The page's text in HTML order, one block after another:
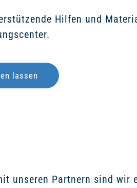
Hilfen und
lassen
unseren Partnern sind wir